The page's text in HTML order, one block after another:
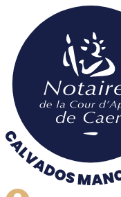
contenu
principal